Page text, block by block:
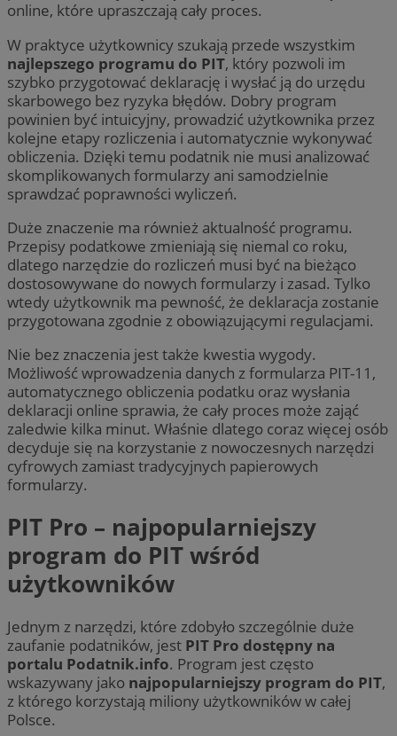
online, które upraszczają cały proces.
W praktyce użytkownicy szukają przede wszystkim
najlepszego programu do PIT, który pozwoli im
szybko przygotować deklarację i wysłać ją do urzędu
skarbowego bez ryzyka błędów. Dobry program
powinien być intuicyjny, prowadzić użytkownika przez
kolejne etapy rozliczenia i automatycznie wykonywać
obliczenia. Dzięki temu podatnik nie musi analizować
skomplikowanych formularzy ani samodzielnie
sprawdzać poprawności wyliczeń.
Duże znaczenie ma również aktualność programu.
Przepisy podatkowe zmieniają się niemal co roku,
dlatego narzędzie do rozliczeń musi być na bieżąco
dostosowywane do nowych formularzy i zasad. Tylko
wtedy użytkownik ma pewność, że deklaracja zostanie
przygotowana zgodnie z obowiązującymi regulacjami.
Nie bez znaczenia jest także kwestia wygody.
Możliwość wprowadzenia danych z formularza PIT-11,
automatycznego obliczenia podatku oraz wysłania
deklaracji online sprawia, że cały proces może zająć
zaledwie kilka minut. Właśnie dlatego coraz więcej osób
decyduje się na korzystanie z nowoczesnych narzędzi
cyfrowych zamiast tradycyjnych papierowych
formularzy.
PIT Pro – najpopularniejszy
program do PIT wśród
użytkowników
Jednym z narzędzi, które zdobyło szczególnie duże
zaufanie podatników, jest PIT Pro dostępny na
portalu Podatnik.info. Program jest często
wskazywany jako najpopularniejszy program do PIT,
z którego korzystają miliony użytkowników w całej
Polsce.